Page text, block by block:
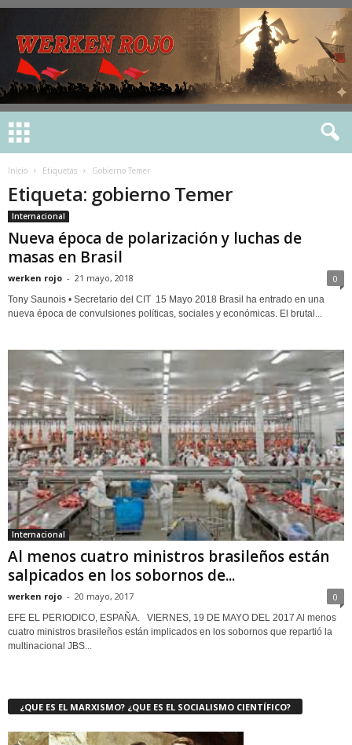
Inicio Etiquetas Gobierno Temer
Etiqueta: gobierno Temer
Internacional
Nueva época de polarización y luchas de
masas en Brasil
werken rojo - 21 mayo, 2018 0
Tony Saunois • Secretario del CIT 15 Mayo 2018 Brasil ha entrado en una
nueva época de convulsiones políticas, sociales y económicas. El brutal...
Internacional
Al menos cuatro ministros brasileños están
salpicados en los sobornos de...
werken rojo - 20 mayo, 2017 0
EFE EL PERIODICO, ESPAÑA. VIERNES, 19 DE MAYO DEL 2017 Al menos
cuatro ministros brasileños están implicados en los sobornos que repartió la
multinacional JBS...
¿QUE ES EL MARXISMO? ¿QUE ES EL SOCIALISMO CIENTÍFICO?